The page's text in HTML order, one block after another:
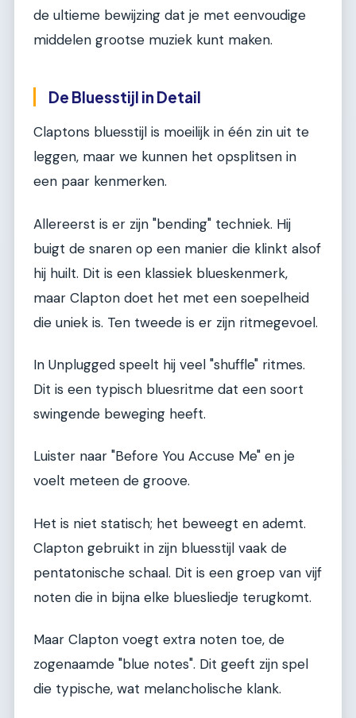
de ultieme bewijzing dat je met eenvoudige
middelen grootse muziek kunt maken.
De Bluesstijl in Detail
Claptons bluesstijl is moeilijk in één zin uit te
leggen, maar we kunnen het opsplitsen in
een paar kenmerken.
Allereerst is er zijn "bending" techniek. Hij
buigt de snaren op een manier die klinkt alsof
hij huilt. Dit is een klassiek blueskenmerk,
maar Clapton doet het met een soepelheid
die uniek is. Ten tweede is er zijn ritmegevoel.
In Unplugged speelt hij veel "shuffle" ritmes.
Dit is een typisch bluesritme dat een soort
swingende beweging heeft.
Luister naar "Before You Accuse Me" en je
voelt meteen de groove.
Het is niet statisch; het beweegt en ademt.
Clapton gebruikt in zijn bluesstijl vaak de
pentatonische schaal. Dit is een groep van vijf
noten die in bijna elke bluesliedje terugkomt.
Maar Clapton voegt extra noten toe, de
zogenaamde "blue notes". Dit geeft zijn spel
die typische, wat melancholische klank.